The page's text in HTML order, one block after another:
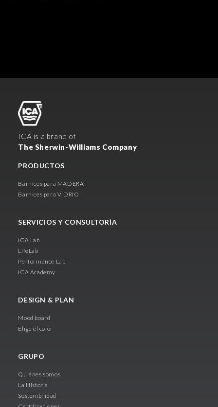
ICA is a brand of
The Sherwin-Williams Company
PRODUCTOS
Barnices para MADERA
Barnices para VIDRIO
SERVICIOS Y CONSULTORÍA
ICA Lab
LifeLab
Performance Lab
ICA Academy
DESIGN & PLAN
Mood board
Elige el color
GRUPO
Quiénes somos
La Historia
Sostenibilidad